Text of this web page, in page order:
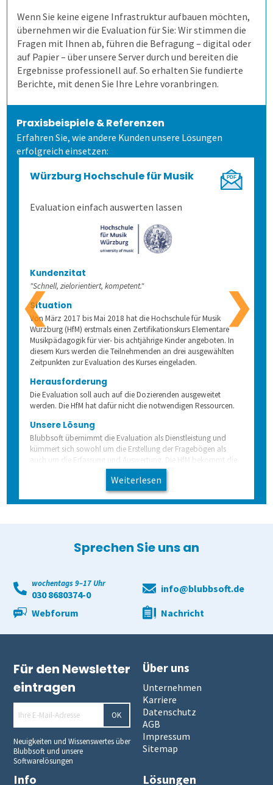
Wie kommen die Daten dorthin?
Stud.ip
Moodle
individuelle Lösung
Wie fangen wir an?
Einführungsbegleitung
Cloud oder vor Ort
Einstiegsschulungen
Schulungen für Fortgeschrittene
Demoversion
Prüfungen
1. Aufgaben verwalten
Aufgaben gemeinsam nutzen
Flexible Aufgabenformen
Formeln und Sonderzeichen
Selbstgewählte Filterkriterien
2. Prüfung zusammenstellen
Prüfungsteile und Vignetten
Die Blaupause
Flexible Notenstufen
Eigene Bepunktungsregeln
Prüflinge anlegen
3. Online prüfen
Bequeme Onlineprüfungen
4. Auf Papier prüfen
Rechtssichere Prüfungen
Massenprüfungen bewältigen
Transparenz schaffen
5. Ergebnisse erzeugen
Ergebnistabelle
Ergebnisbericht
Lösungen
Scannerkorrektur Klaus Papier
Onlineprüfungen Klaus Online
Einstieg
Fortgeschritten
Extras
Befragung mit QuestorPro
Unternehmen
Mitarbeiterbefragung
360-Grad-Feedback
Kundenbefragung
Gesundheitswesen
Patientenbefragung
Ärzte- und Pflegebefragung
Versorgungsqualität messen
1. Alle Befragungsarten
Punktuelle Meinungsumfrage
Bürgerumfragen
Studierendenbefragung
Panelbefragung
Weitere Befragungsprozesse
2. Befragung vorbereiten
Befragungsart wählen
Fragebogen erstellen
3. Daten erheben
Online befragen
Hybrid befragen
Fragebögen einscannen
Qualität der Erfassung prüfen
5. Ergebnisse generieren
Daten detailliert auswerten
Daten weiterverarbeiten
Demoversion
Fortgeschritten
Mehrsprachige Fragebögen
Selbstgestaltete Fragebögen
Audit-Log
Dienstleistungen
Kontakt
Anfahrt
Wenn Sie keine eigene Infrastruktur aufbauen möchten,
übernehmen wir die Evaluation für Sie: Wir stimmen die
Fragen mit Ihnen ab, führen die Befragung – digital oder
auf Papier – über unsere Server durch und bereiten die
Ergebnisse professionell auf. So erhalten Sie fundierte
Berichte, mit denen Sie Ihre Lehre voranbringen.
Praxisbeispiele & Referenzen
Erfahren Sie, wie andere Kunden unsere Lösungen
erfolgreich einsetzen:
❮ ❯
Würzburg Hochschule für Musik
Evaluation einfach auswerten lassen
Kundenzitat
"Schnell, zielorientiert, kompetent."
Situation
Von März 2017 bis Mai 2018 hat die Hochschule für Musik
Würzburg (HfM) erstmals einen Zertifikationskurs Elementare
Musikpädagogik für vier- bis achtjährige Kinder angeboten. In
diesem Kurs werden die Teilnehmenden an drei ausgewählten
Zeitpunkten zur Evaluation des Kurses eingeladen.
Herausforderung
Die Evaluation soll auch auf die Dozierenden ausgeweitet
werden. Die HfM hat dafür nicht die notwendigen Ressourcen.
Unsere Lösung
Blubbsoft übernimmt die Evaluation als Dienstleistung und
kümmert sich sowohl um die Erstellung der Fragebögen als
auch um die Erfassung und Auswertung. Die HfM bekommt die
Ergebnisse zur Verfügung gestellt und muss sich nicht um die
weiteren Arbeitsschritte kümmern.
Weiterlesen
Sprechen Sie uns an
wochentags 9–17 Uhr
030 8680374-0
info@blubbsoft.de
Webforum
Nachricht
Für den Newsletter
eintragen
OK
Neuigkeiten und Wissenswertes über
Blubbsoft und unsere
Softwarelösungen
Über uns
Unternehmen
Karriere
Datenschutz
AGB
Impressum
Sitemap
Info Lösungen